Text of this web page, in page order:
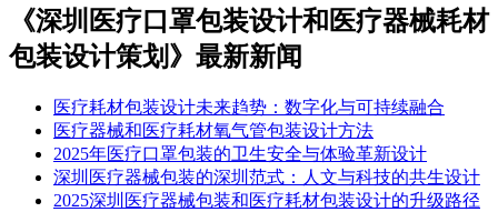
《深圳医疗口罩包装设计和医疗器械耗材
包装设计策划》最新新闻
医疗耗材包装设计未来趋势：数字化与可持续融合​
医疗器械和医疗耗材氧气管包装设计方法
2025年医疗口罩包装的卫生安全与体验革新设计
深圳医疗器械包装的深圳范式：人文与科技的共生设计​
​2025深圳医疗器械包装和医疗耗材包装设计的升级路径